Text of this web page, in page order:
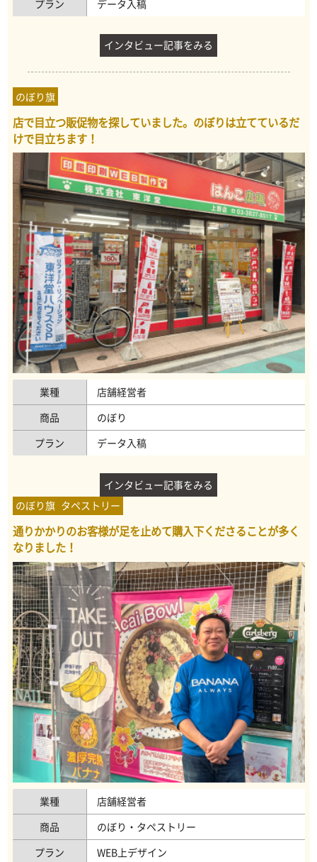
プラン データ入稿
インタビュー記事をみる
のぼり旗
店で目立つ販促物を探していました。のぼりは立てているだ
けで目立ちます！
業種
店舗経営者
商品
のぼり
プラン
データ入稿
インタビュー記事をみる
のぼり旗 タペストリー
通りかかりのお客様が足を止めて購入下くださることが多く
なりました！
業種
店舗経営者
商品
のぼり・タペストリー
プラン
WEB上デザイン